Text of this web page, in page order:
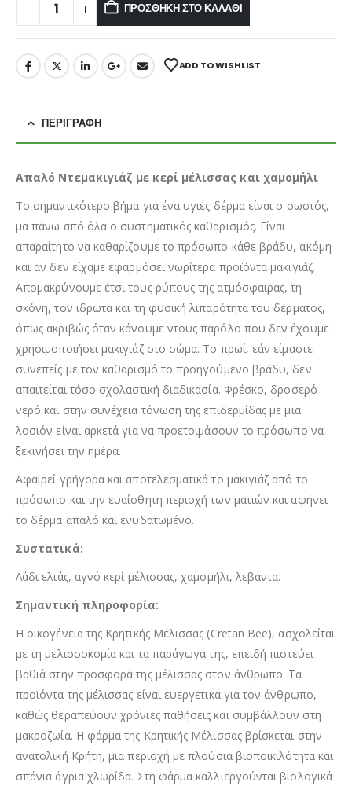
ΠΡΟΣΘΉΚΗ ΣΤΟ ΚΑΛΆΘΙ
ADD TO WISHLIST
ΠΕΡΙΓΡΑΦΉ
Απαλό Ντεμακιγιάζ με κερί μέλισσας και χαμομήλι
Το σημαντικότερο βήμα για ένα υγιές δέρμα είναι ο σωστός,
μα πάνω από όλα ο συστηματικός καθαρισμός. Είναι
απαραίτητο να καθαρίζουμε το πρόσωπο κάθε βράδυ, ακόμη
και αν δεν είχαμε εφαρμόσει νωρίτερα προϊόντα μακιγιάζ.
Απομακρύνουμε έτσι τους ρύπους της ατμόσφαιρας, τη
σκόνη, τον ιδρώτα και τη φυσική λιπαρότητα του δέρματος,
όπως ακριβώς όταν κάνουμε ντους παρόλο που δεν έχουμε
χρησιμοποιήσει μακιγιάζ στο σώμα. Το πρωί, εάν είμαστε
συνεπείς με τον καθαρισμό το προηγούμενο βράδυ, δεν
απαιτείται τόσο σχολαστική διαδικασία. Φρέσκο, δροσερό
νερό και στην συνέχεια τόνωση της επιδερμίδας με μια
λοσιόν είναι αρκετά για να προετοιμάσουν το πρόσωπο να
ξεκινήσει την ημέρα.
Αφαιρεί γρήγορα και αποτελεσματικά το μακιγιάζ από το
πρόσωπο και την ευαίσθητη περιοχή των ματιών και αφήνει
το δέρμα απαλό και ενυδατωμένο.
Συστατικά:
Λάδι ελιάς, αγνό κερί μέλισσας, χαμομήλι, λεβάντα.
Σημαντική πληροφορία:
Η οικογένεια της Κρητικής Μέλισσας (Cretan Bee), ασχολείται
με τη μελισσοκομία και τα παράγωγά της, επειδή πιστεύει
βαθιά στην προσφορά της μέλισσας στον άνθρωπο. Τα
προϊόντα της μέλισσας είναι ευεργετικά για τον άνθρωπο,
καθώς θεραπεύουν χρόνιες παθήσεις και συμβάλλουν στη
μακροζωία. Η φάρμα της Κρητικής Μέλισσας βρίσκεται στην
ανατολική Κρήτη, μια περιοχή με πλούσια βιοποικιλότητα και
σπάνια άγρια χλωρίδα. Στη φάρμα καλλιεργούνται βιολογικά